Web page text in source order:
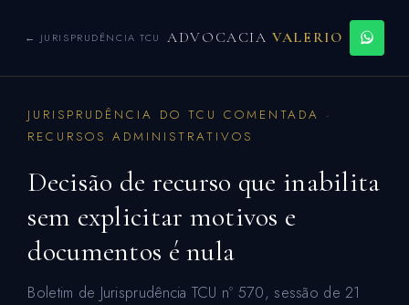
← JURISPRUDÊNCIA TCU ADVOCACIAVALERIO
JURISPRUDÊNCIA DO TCU COMENTADA ·
RECURSOS ADMINISTRATIVOS
Decisão de recurso que inabilita
sem explicitar motivos e
documentos é nula
Boletim de Jurisprudência TCU nº 570, sessão de 21